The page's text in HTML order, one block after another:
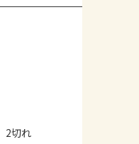
2切れ